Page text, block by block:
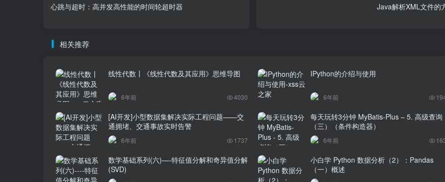
心跳与超时：高并发高性能的时间轮超时器
Java解析XML文件的
相关推荐
线性代数丨《线性代数及其应用》思维导图
6年前 4030
IPython的介绍与使用
6年前
[AI开发]小型数据集解决实际工程问题——交
通拥堵、交通事故实时告警
6年前 1737
每天玩转3分钟 MyBatis-Plus – 5. 高级查询
（三）（条件构造器）
6年前
数学基础系列(六)—-特征值分解和奇异值分解
(SVD)
小白学 Python 数据分析（2）：Pandas
（一）概述